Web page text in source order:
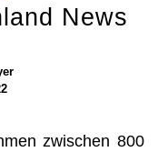
News
zwischen 800